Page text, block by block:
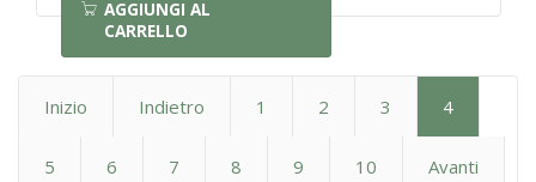
AGGIUNGI AL
CARRELLO
Inizio Indietro 1 2 3 4
5 6 7 8 9 10 Avanti